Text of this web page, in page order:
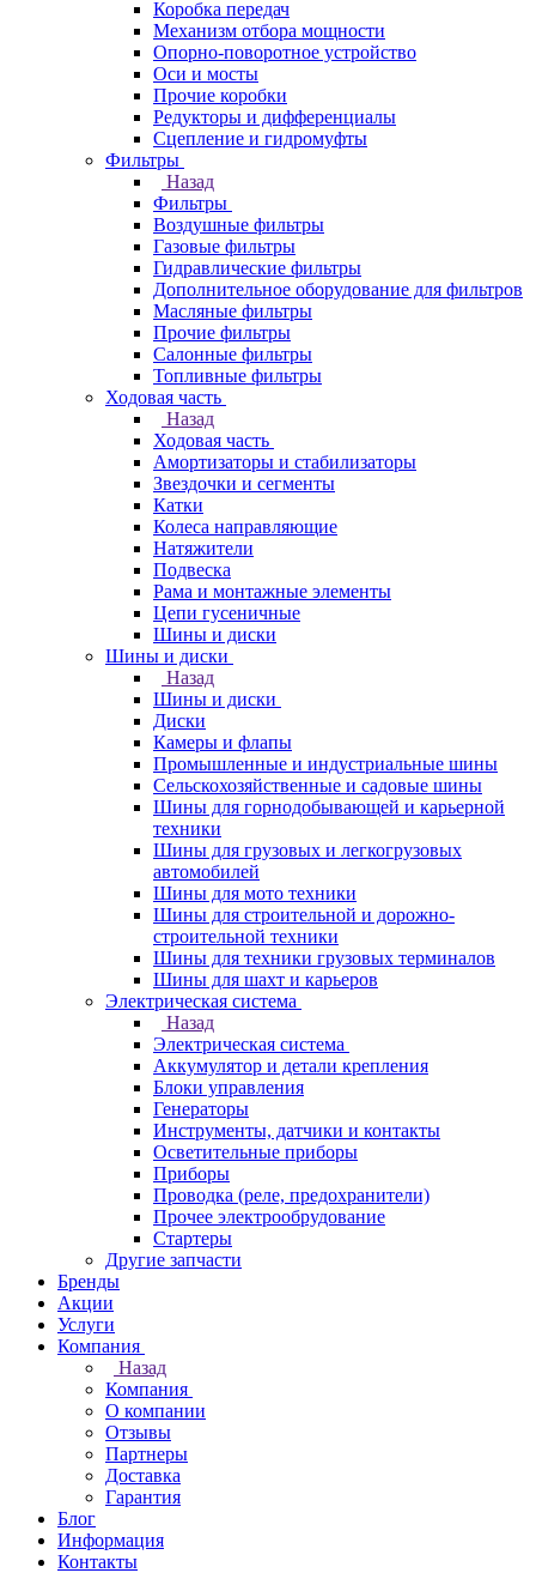
Коробка передач
Механизм отбора мощности
Опорно-поворотное устройство
Оси и мосты
Прочие коробки
Редукторы и дифференциалы
Сцепление и гидромуфты
Фильтры
Назад
Фильтры
Воздушные фильтры
Газовые фильтры
Гидравлические фильтры
Дополнительное оборудование для фильтров
Масляные фильтры
Прочие фильтры
Салонные фильтры
Топливные фильтры
Ходовая часть
Назад
Ходовая часть
Амортизаторы и стабилизаторы
Звездочки и сегменты
Катки
Колеса направляющие
Натяжители
Подвеска
Рама и монтажные элементы
Цепи гусеничные
Шины и диски
Шины и диски
Назад
Шины и диски
Диски
Камеры и флапы
Промышленные и индустриальные шины
Сельскохозяйственные и садовые шины
Шины для горнодобывающей и карьерной
техники
Шины для грузовых и легкогрузовых
автомобилей
Шины для мото техники
Шины для строительной и дорожно-
строительной техники
Шины для техники грузовых терминалов
Шины для шахт и карьеров
Электрическая система
Назад
Электрическая система
Аккумулятор и детали крепления
Блоки управления
Генераторы
Инструменты, датчики и контакты
Осветительные приборы
Приборы
Проводка (реле, предохранители)
Прочее электрообрудование
Стартеры
Другие запчасти
Бренды
Акции
Услуги
Компания
Назад
Компания
О компании
Отзывы
Партнеры
Доставка
Гарантия
Блог
Информация
Контакты